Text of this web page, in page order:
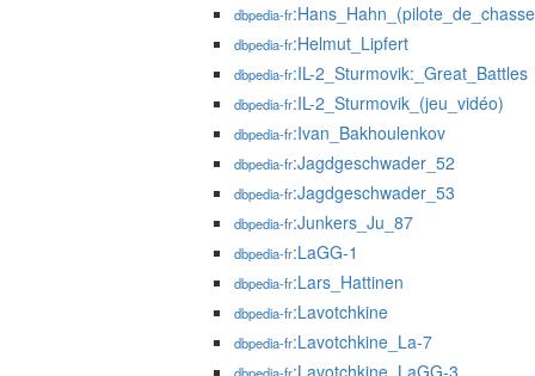
dbpedia-fr
dbpedia-fr:Helmut_Lipfert
dbpedia-fr:IL-2_Sturmovik:_Great_Battles
dbpedia-fr:IL-2_Sturmovik_(jeu_vidéo)
dbpedia-fr:Ivan_Bakhoulenkov
dbpedia-fr:Jagdgeschwader_52
dbpedia-fr:Jagdgeschwader_53
dbpedia-fr:Junkers_Ju_87
dbpedia-fr:LaGG-1
dbpedia-fr:Lars_Hattinen
dbpedia-fr:Lavotchkine
dbpedia-fr:Lavotchkine_La-7
:Lavotchkine_LaGG-3